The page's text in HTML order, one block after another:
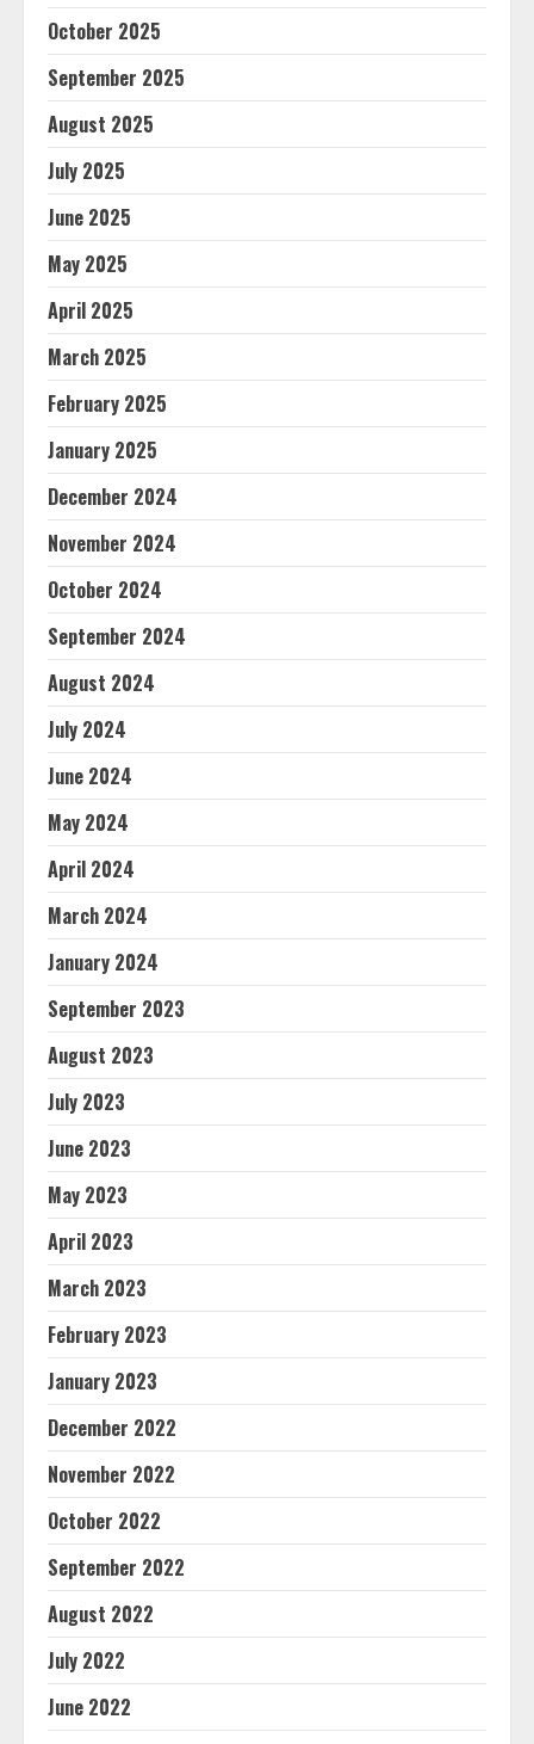
October 2025
September 2025
August 2025
July 2025
June 2025
May 2025
April 2025
March 2025
February 2025
January 2025
December 2024
November 2024
October 2024
September 2024
August 2024
July 2024
June 2024
May 2024
April 2024
March 2024
January 2024
September 2023
August 2023
July 2023
June 2023
May 2023
April 2023
March 2023
February 2023
January 2023
December 2022
November 2022
October 2022
September 2022
August 2022
July 2022
June 2022